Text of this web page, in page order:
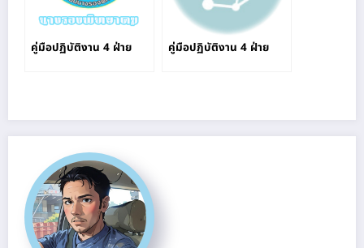
คู่มือปฏิบัติงาน 4 ฝ่าย คู่มือปฏิบัติงาน 4 ฝ่าย